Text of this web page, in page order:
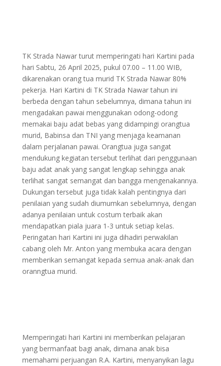
TK Strada Nawar turut memperingati hari Kartini pada
hari Sabtu, 26 April 2025, pukul 07.00 – 11.00 WIB,
dikarenakan orang tua murid TK Strada Nawar 80%
pekerja. Hari Kartini di TK Strada Nawar tahun ini
berbeda dengan tahun sebelumnya, dimana tahun ini
mengadakan pawai menggunakan odong-odong
memakai baju adat bebas yang didampingi orangtua
murid, Babinsa dan TNI yang menjaga keamanan
dalam perjalanan pawai. Orangtua juga sangat
mendukung kegiatan tersebut terlihat dari penggunaan
baju adat anak yang sangat lengkap sehingga anak
terlihat sangat semangat dan bangga mengenakannya.
Dukungan tersebut juga tidak kalah pentingnya dari
penilaian yang sudah diumumkan sebelumnya, dengan
adanya penilaian untuk costum terbaik akan
mendapatkan piala juara 1-3 untuk setiap kelas.
Peringatan hari Kartini ini juga dihadiri perwakilan
cabang oleh Mr. Anton yang membuka acara dengan
memberikan semangat kepada semua anak-anak dan
oranngtua murid.
Memperingati hari Kartini ini memberikan pelajaran
yang bermanfaat bagi anak, dimana anak bisa
memahami perjuangan R.A. Kartini, menyanyikan lagu